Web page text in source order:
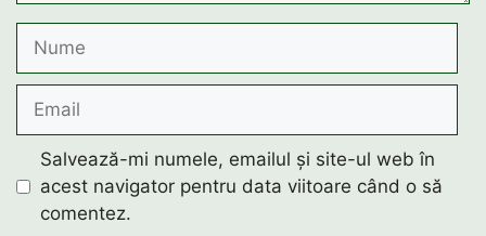
Salvează-mi numele, emailul și site-ul web în
acest navigator pentru data viitoare când o să
comentez.